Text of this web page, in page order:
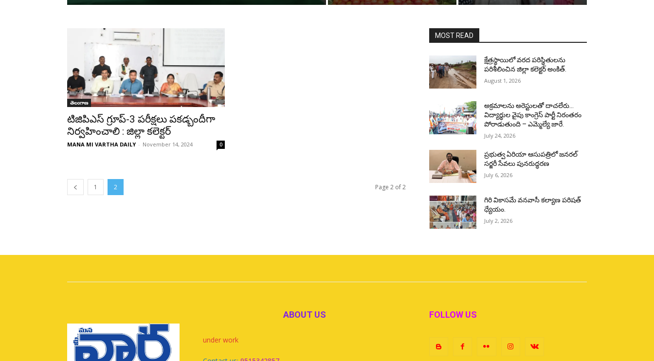
తెలంగాణ
టిజిపిఎస్ గ్రూప్-3 పరీక్షలు పకడ్బందీగా
నిర్వహించాలి : జిల్లా కలెక్టర్
MANA MI VARTHA DAILY - November 14, 2024 0
1 2 Page 2 of 2
MOST READ
క్షేత్రస్థాయిలో వరద పరిస్థితులను
పరిశీలించిన జిల్లా కలెక్టర్ అంకిత్.
August 1, 2026
అక్రమాలను అరెస్టులతో దాచలేరు…
విద్యార్థుల వైపు కాంగ్రెస్ పార్టీ నిరంతరం
పోరాడుతుంది – ఎమ్మెల్యే జారే.
July 24, 2026
ప్రభుత్వ ఏరియా ఆసుపత్రిలో జనరల్
సర్జరీ సేవలు పునరుద్ధరణ
July 6, 2026
గిరి వికాసమే వనవాసీ కల్యాణ పరిషత్
ధ్యేయం.
July 2, 2026
ABOUT US
under work
FOLLOW US